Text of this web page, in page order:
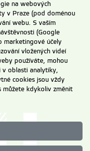
na ČZU v Praze.
na webových
v Praze (pod doménou
webu. S vaším
(Google
marketingové účely
vložených videí
používáte, mohou
v oblasti analytiky,
cookies jsou vždy
můžete kdykoliv změnit